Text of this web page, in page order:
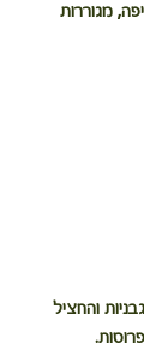
מגוררות
והחציל